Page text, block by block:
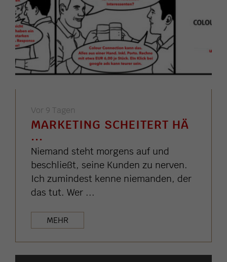
Vor 9 Tagen
MARKETING SCHEITERT HÄ
...
Niemand steht morgens auf und
beschließt, seine Kunden zu nerven.
Ich zumindest kenne niemanden, der
das tut. Wer ...
MEHR